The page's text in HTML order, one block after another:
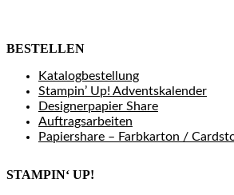
BESTELLEN
Katalogbestellung
Stampin’ Up! Adventskalender
Designerpapier Share
Auftragsarbeiten
Papiershare – Farbkarton /
STAMPIN‘ UP!